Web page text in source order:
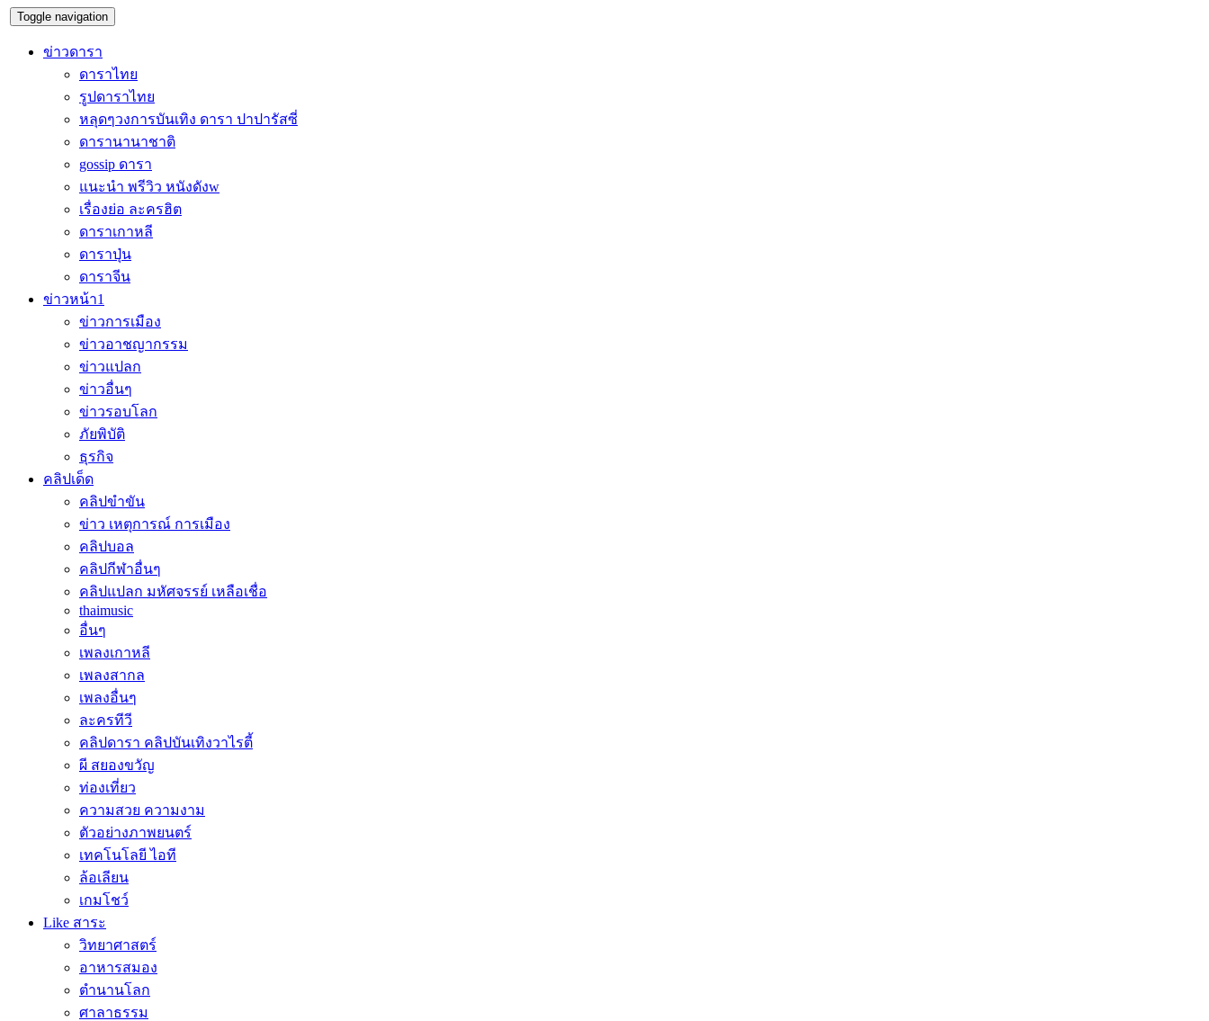
Toggle navigation
ข่าวดารา
ดาราไทย
รูปดาราไทย
หลุดๆวงการบันเทิง ดารา ปาปารัสซี่
ดารานานาชาติ
gossip ดารา
แนะนำ พรีวิว หนังดังw
เรื่องย่อ ละครฮิต
ดาราเกาหลี
ดาราปุ่น
ดาราจีน
ข่าวหน้า1
ข่าวการเมือง
ข่าวอาชญากรรม
ข่าวแปลก
ข่าวอื่นๆ
ข่าวรอบโลก
ภัยพิบัติ
ธุรกิจ
คลิปเด็ด
คลิปขำขัน
ข่าว เหตุการณ์ การเมือง
คลิปบอล
คลิปกีฬาอื่นๆ
คลิปแปลก มหัศจรรย์ เหลือเชื่อ
thaimusic
อื่นๆ
เพลงเกาหลี
เพลงสากล
เพลงอื่นๆ
ละครทีวี
คลิปดารา คลิปบันเทิงวาไรตี้
ผี สยองขวัญ
ท่องเที่ยว
ความสวย ความงาม
ตัวอย่างภาพยนตร์
เทคโนโลยี ไอที
ล้อเลียน
เกมโชว์
Like สาระ
วิทยาศาสตร์
อาหารสมอง
ตำนานโลก
ศาลาธรรม